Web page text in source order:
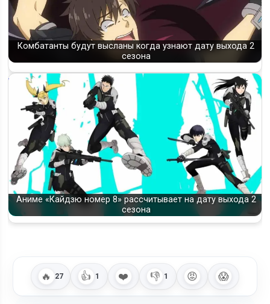
Комбатанты будут высланы когда узнают дату выхода 2
сезона
Аниме «Кайдзю номер 8» рассчитывает на дату выхода 2
сезона
🔥 27 👍 1 ❤️ 👎 1 😡 😱